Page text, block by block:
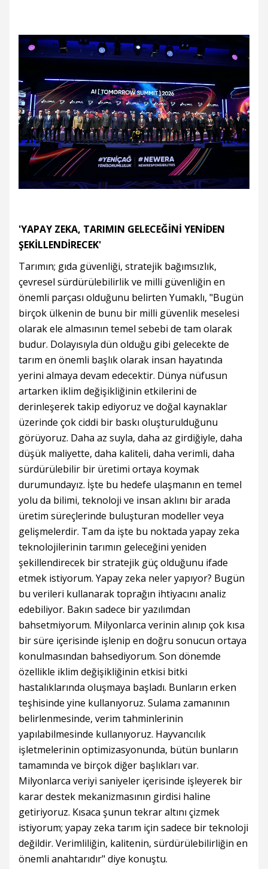
'YAPAY ZEKA, TARIMIN GELECEĞİNİ YENİDEN
ŞEKİLLENDİRECEK'
Tarımın; gıda güvenliği, stratejik bağımsızlık,
çevresel sürdürülebilirlik ve milli güvenliğin en
önemli parçası olduğunu belirten Yumaklı, "Bugün
birçok ülkenin de bunu bir milli güvenlik meselesi
olarak ele almasının temel sebebi de tam olarak
budur. Dolayısıyla dün olduğu gibi gelecekte de
tarım en önemli başlık olarak insan hayatında
yerini almaya devam edecektir. Dünya nüfusun
artarken iklim değişikliğinin etkilerini de
derinleşerek takip ediyoruz ve doğal kaynaklar
üzerinde çok ciddi bir baskı oluşturulduğunu
görüyoruz. Daha az suyla, daha az girdiğiyle, daha
düşük maliyette, daha kaliteli, daha verimli, daha
sürdürülebilir bir üretimi ortaya koymak
durumundayız. İşte bu hedefe ulaşmanın en temel
yolu da bilimi, teknoloji ve insan aklını bir arada
üretim süreçlerinde buluşturan modeller veya
gelişmelerdir. Tam da işte bu noktada yapay zeka
teknolojilerinin tarımın geleceğini yeniden
şekillendirecek bir stratejik güç olduğunu ifade
etmek istiyorum. Yapay zeka neler yapıyor? Bugün
bu verileri kullanarak toprağın ihtiyacını analiz
edebiliyor. Bakın sadece bir yazılımdan
bahsetmiyorum. Milyonlarca verinin alınıp çok kısa
bir süre içerisinde işlenip en doğru sonucun ortaya
konulmasından bahsediyorum. Son dönemde
özellikle iklim değişikliğinin etkisi bitki
hastalıklarında oluşmaya başladı. Bunların erken
teşhisinde yine kullanıyoruz. Sulama zamanının
belirlenmesinde, verim tahminlerinin
yapılabilmesinde kullanıyoruz. Hayvancılık
işletmelerinin optimizasyonunda, bütün bunların
tamamında ve birçok diğer başlıkları var.
Milyonlarca veriyi saniyeler içerisinde işleyerek bir
karar destek mekanizmasının girdisi haline
getiriyoruz. Kısaca şunun tekrar altını çizmek
istiyorum; yapay zeka tarım için sadece bir teknoloji
değildir. Verimliliğin, kalitenin, sürdürülebilirliğin en
önemli anahtarıdır" diye konuştu.